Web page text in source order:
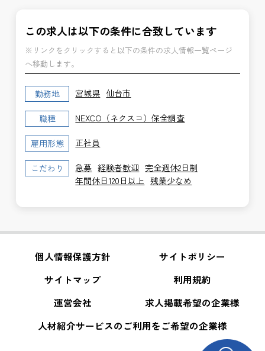
この求人は以下の条件に合致しています
※リンクをクリックすると以下の条件の求人情報一覧ページ
へ移動します。
勤務地 宮城県 仙台市
職種 NEXCO（ネクスコ）保全調査
雇用形態 正社員
こだわり 急募 経験者歓迎 完全週休2日制
年間休日120日以上 残業少なめ
個人情報保護方針
サイトポリシー
サイトマップ
利用規約
運営会社
求人掲載希望の企業様
人材紹介サービスのご利用をご希望の企業様